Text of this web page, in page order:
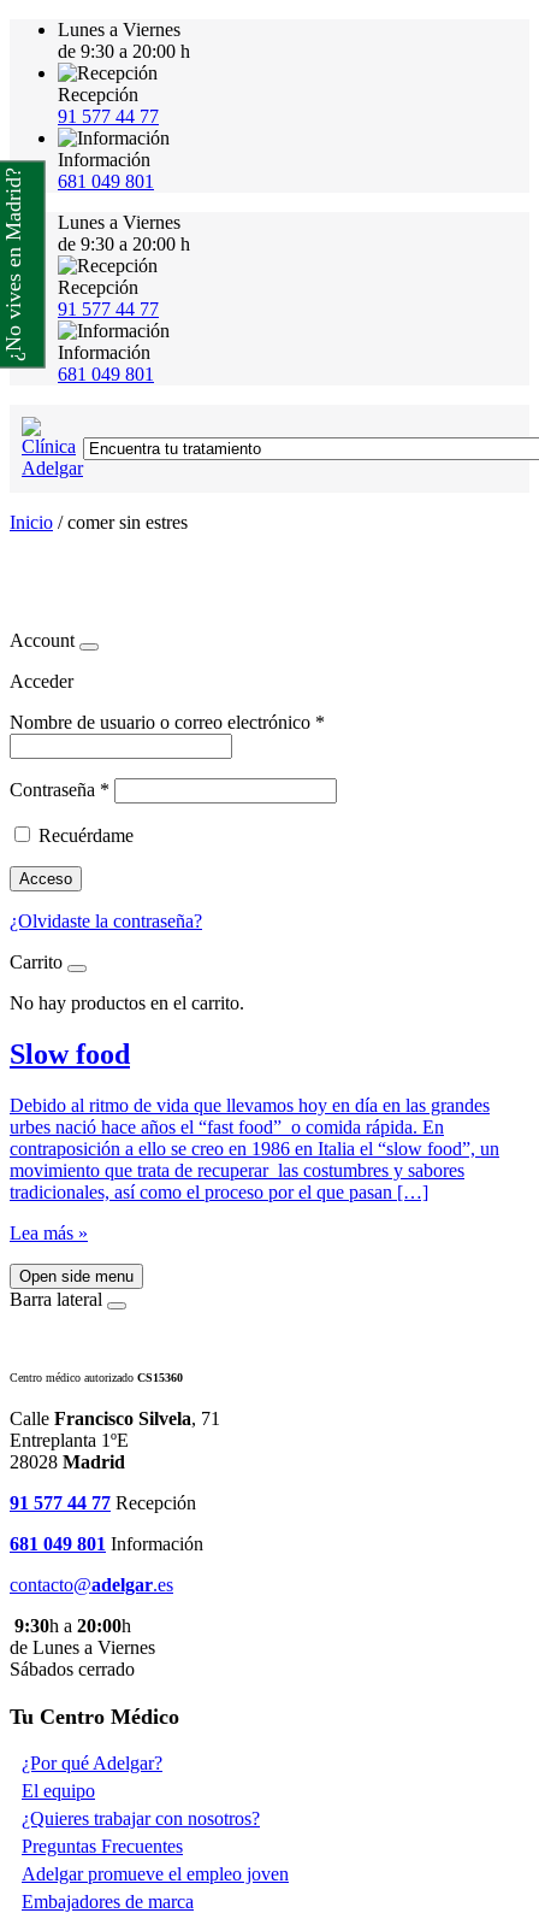
Lunes a Viernes
de 9:30 a 20:00 h
Recepción
91 577 44 77
Información
681 049 801
Lunes a Viernes
de 9:30 a 20:00 h
Recepción
91 577 44 77
Información
681 049 801
Inicio /comer sin estres
Account
Acceder
Nombre de usuario o correo electrónico *
Contraseña *
Recuérdame
Acceso
¿Olvidaste la contraseña?
Carrito
No hay productos en el carrito.
Slow food
Debido al ritmo de vida que llevamos hoy en día en las grandes
urbes nació hace años el “fast food” o comida rápida. En
contraposición a ello se creo en 1986 en Italia el “slow food”, un
movimiento que trata de recuperar las costumbres y sabores
tradicionales, así como el proceso por el que pasan […]
Lea más »
Open side menu
Barra lateral
Centro médico autorizado CS15360
Calle Francisco Silvela, 71
Entreplanta 1ºE
28028 Madrid
91 577 44 77 Recepción
681 049 801 Información
contacto@adelgar.es
9:30h a 20:00h
de Lunes a Viernes
Sábados cerrado
Tu Centro Médico
¿Por qué Adelgar?
El equipo
¿Quieres trabajar con nosotros?
Preguntas Frecuentes
Adelgar promueve el empleo joven
Embajadores de marca
¿No vives en Madrid?